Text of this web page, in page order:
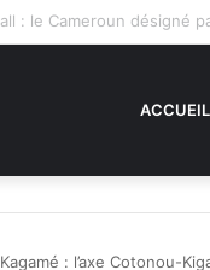
levée des sanctions de
ACCUEIL
: l’axe Cotonou-